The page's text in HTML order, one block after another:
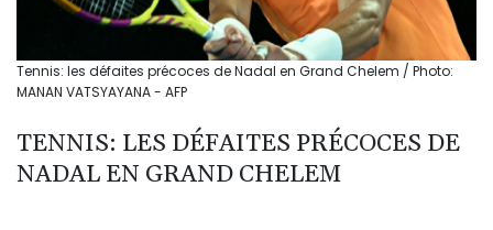
Tennis: les défaites précoces de Nadal en Grand Chelem / Photo:
MANAN VATSYAYANA - AFP
TENNIS: LES DÉFAITES PRÉCOCES DE
NADAL EN GRAND CHELEM